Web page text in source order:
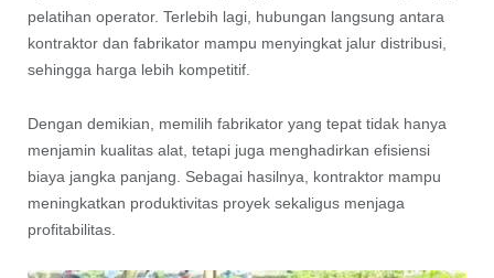
pelatihan operator. Terlebih lagi, hubungan langsung antara
kontraktor dan fabrikator mampu menyingkat jalur distribusi,
sehingga harga lebih kompetitif.
Dengan demikian, memilih fabrikator yang tepat tidak hanya
menjamin kualitas alat, tetapi juga menghadirkan efisiensi
biaya jangka panjang. Sebagai hasilnya, kontraktor mampu
meningkatkan produktivitas proyek sekaligus menjaga
profitabilitas.